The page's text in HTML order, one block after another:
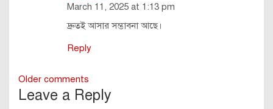
March 11, 2025 at 1:13 pm
দ্রুতই আসার সম্ভাবনা আছে।
Reply
Comments
navigation
Older comments
Leave a Reply